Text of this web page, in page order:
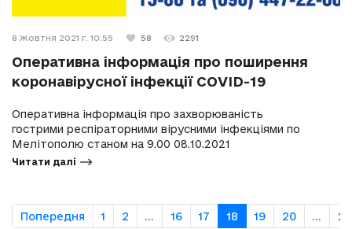
8 Жовтня 2021 г. 10:55 58 2291
Оперативна інформація про поширення
коронавірусної інфекції COVID-19
Оперативна інформація про захворюваність
гострими респіраторними вірусними інфекціями по
Мелітополю станом на 9.00 08.10.2021
Читати далі
Попередня 1 2 ... 16 17 18 19 20 ... 24